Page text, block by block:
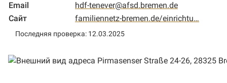
Email
hdf-tenever@afsd.bremen.de
Сайт
familiennetz-bremen.de/einrichtu…
Последняя проверка: 12.03.2025